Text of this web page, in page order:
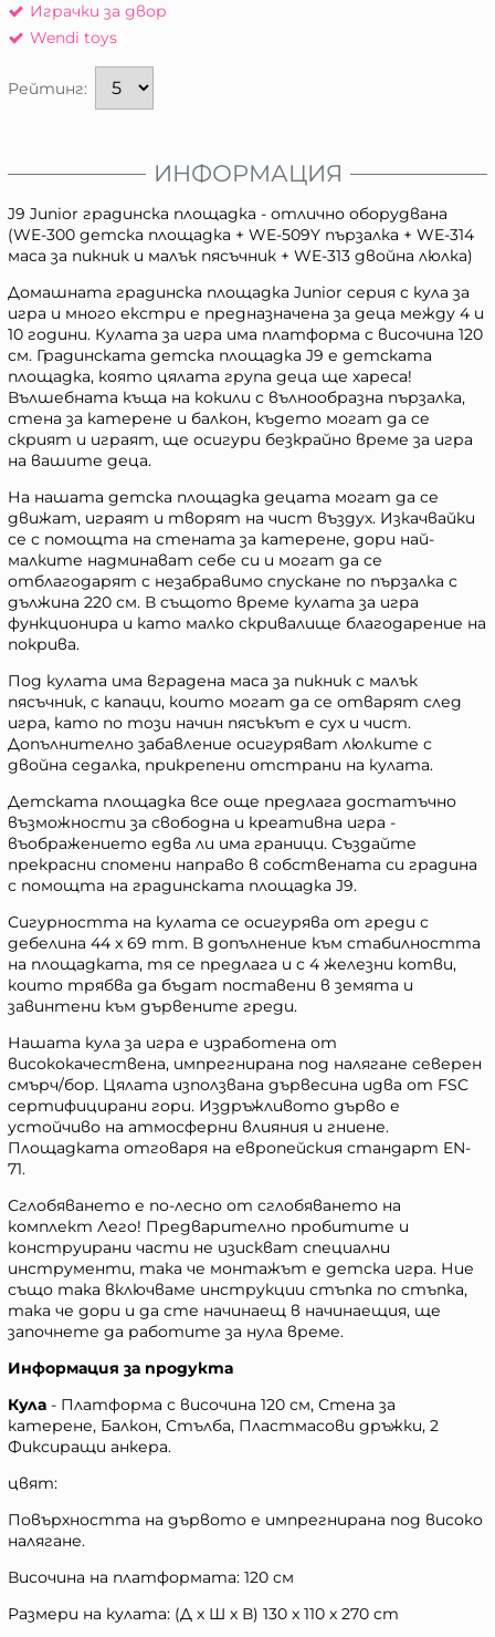
Играчки за двор
Wendi toys
Рейтинг:
ИНФОРМАЦИЯ
J9 Junior градинска площадка - отлично оборудвана
(WE-300 детска площадка + WE-509Y пързалка + WE-314
маса за пикник и малък пясъчник + WE-313 двойна люлка)
Домашната градинска площадка Junior серия с кула за
игра и много екстри е предназначена за деца между 4 и
10 години. Кулата за игра има платформа с височина 120
см. Градинската детска площадка J9 е детската
площадка, която цялата група деца ще хареса!
Вълшебната къща на кокили с вълнообразна пързалка,
стена за катерене и балкон, където могат да се
скрият и играят, ще осигури безкрайно време за игра
на вашите деца.
На нашата детска площадка децата могат да се
движат, играят и творят на чист въздух. Изкачвайки
се с помощта на стената за катерене, дори най-
малките надминават себе си и могат да се
отблагодарят с незабравимо спускане по пързалка с
дължина 220 см. В същото време кулата за игра
функционира и като малко скривалище благодарение на
покрива.
Под кулата има вградена маса за пикник с малък
пясъчник, с капаци, които могат да се отварят след
игра, като по този начин пясъкът е сух и чист.
Допълнително забавление осигуряват люлките с
двойна седалка, прикрепени отстрани на кулата.
Детската площадка все още предлага достатъчно
възможности за свободна и креативна игра -
въображението едва ли има граници. Създайте
прекрасни спомени направо в собствената си градина
с помощта на градинската площадка J9.
Сигурността на кулата се осигурява от греди с
дебелина 44 x 69 mm. В допълнение към стабилността
на площадката, тя се предлага и с 4 железни котви,
които трябва да бъдат поставени в земята и
завинтени към дървените греди.
Нашата кула за игра е изработена от
висококачествена, импрегнирана под налягане северен
смърч/бор. Цялата използвана дървесина идва от FSC
сертифицирани гори. Издръжливото дърво е
устойчиво на атмосферни влияния и гниене.
Площадката отговаря на европейския стандарт EN-
71.
Сглобяването е по-лесно от сглобяването на
комплект Лего! Предварително пробитите и
конструирани части не изискват специални
инструменти, така че монтажът е детска игра. Ние
също така включваме инструкции стъпка по стъпка,
така че дори и да сте начинаещ в начинаещия, ще
започнете да работите за нула време.
Информация за продукта
Кула - Платформа с височина 120 см, Стена за
катерене, Балкон, Стълба, Пластмасови дръжки, 2
Фиксиращи анкера.
цвят:
Повърхността на дървото е импрегнирана под високо
налягане.
Височина на платформата: 120 см
Размери на кулата: (Д x Ш x В) 130 x 110 x 270 cm